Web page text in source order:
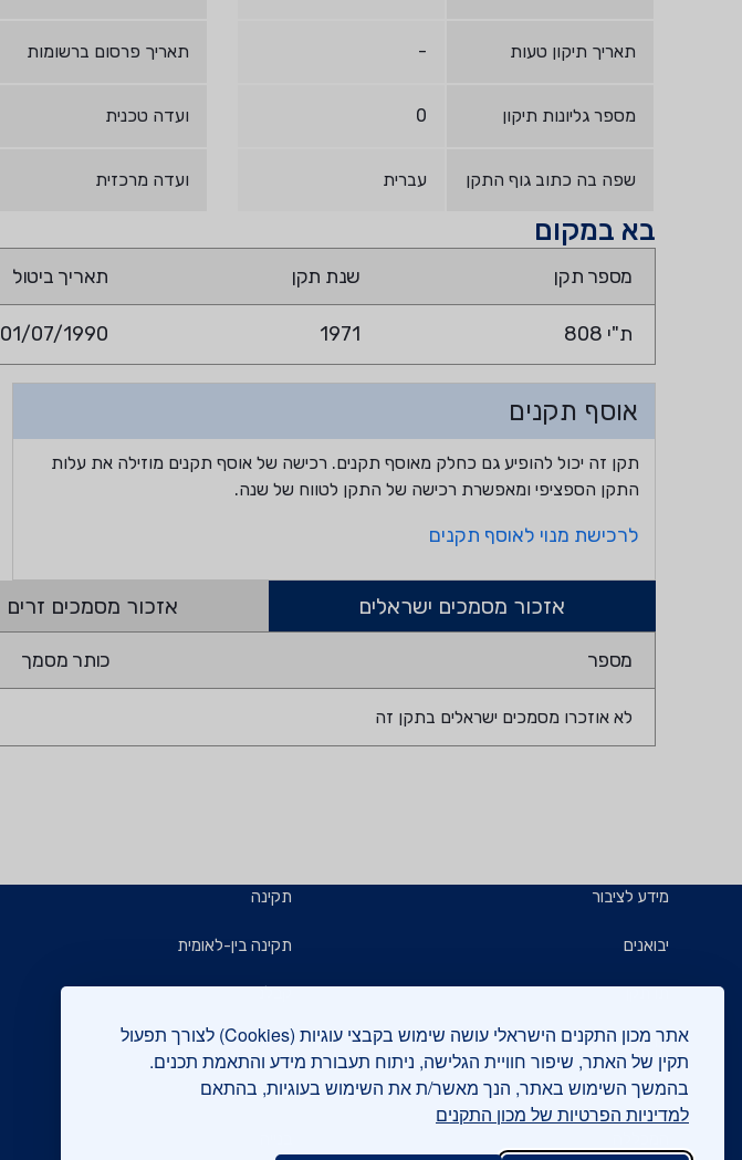
אתר מכון התקנים הישראלי עושה שימוש בקבצי עוגיות (Cookies) לצורך תפעול
תקין של האתר, שיפור חוויית הגלישה, ניתוח תעבורת מידע והתאמת תכנים.
בהמשך השימוש באתר, הנך מאשר/ת את השימוש בעוגיות, בהתאם
למדיניות הפרטיות של מכון התקנים
תאריך תיקון טעות -
מספר גליונות תיקון 0
שפה בה כתוב גוף התקן עברית
תאריך פרסום ברשומות
ועדה טכנית
ועדה מרכזית
בא במקום
מספר תקן שנת תקן תאריך ביטול
ת"י 808 1971
01/07/1990
אוסף תקנים
תקן זה יכול להופיע גם כחלק מאוסף תקנים. רכישה של אוסף תקנים מוזילה את עלות
התקן הספציפי ומאפשרת רכישה של התקן לטווח של שנה.
לרכישת מנוי לאוסף תקנים
אזכור מסמכים ישראלים אזכור מסמכים זרים
מספר כותר מסמך
לא אוזכרו מסמכים ישראלים בתקן זה
מידע לציבור
יבואנים
תו תקן
תו ירוק
יצואנים
תקינה
תקינה בין-לאומית
קבלנים ויזמים
תעשיינים
בדיקות